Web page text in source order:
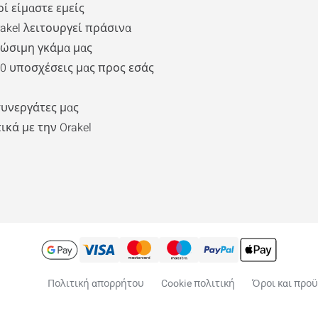
είμαστε εμείς
λειτουργεί πράσινα
γκάμα μας
υποσχέσεις μας προς εσάς
μας
με την Orakel
Πολιτική απορρήτου Cookie πολιτική Όροι και